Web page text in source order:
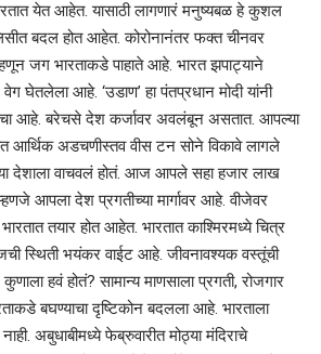
येत आहेत. यासाठी लागणारं मनुष्यबळ हे कुशल
बदल होत आहेत. कोरोनानंतर फक्त चीनवर
जग भारताकडे पाहाते आहे. भारत झपाट्याने
घेतलेला आहे. ‘उडाण’ हा पंतप्रधान मोदी यांनी
आहे. बरेचसे देश कर्जावर अवलंबून असतात. आपल्या
आर्थिक अडचणीस्तव वीस टन सोने विकावे लागले
देशाला वाचवलं होतं. आज आपले सहा हजार लाख
आपला देश प्रगतीच्या मार्गावर आहे. वीजेवर
भारतात तयार होत आहेत. भारतात काश्मिरमध्ये चित्र
स्थिती भयंकर वाईट आहे. जीवनावश्यक वस्तूंची
हवं होतं? सामान्य माणसाला प्रगती, रोजगार
बघण्याचा दृष्टिकोन बदलला आहे. भारताला
अबुधाबीमध्ये फेब्रुवारीत मोठ्या मंदिराचे